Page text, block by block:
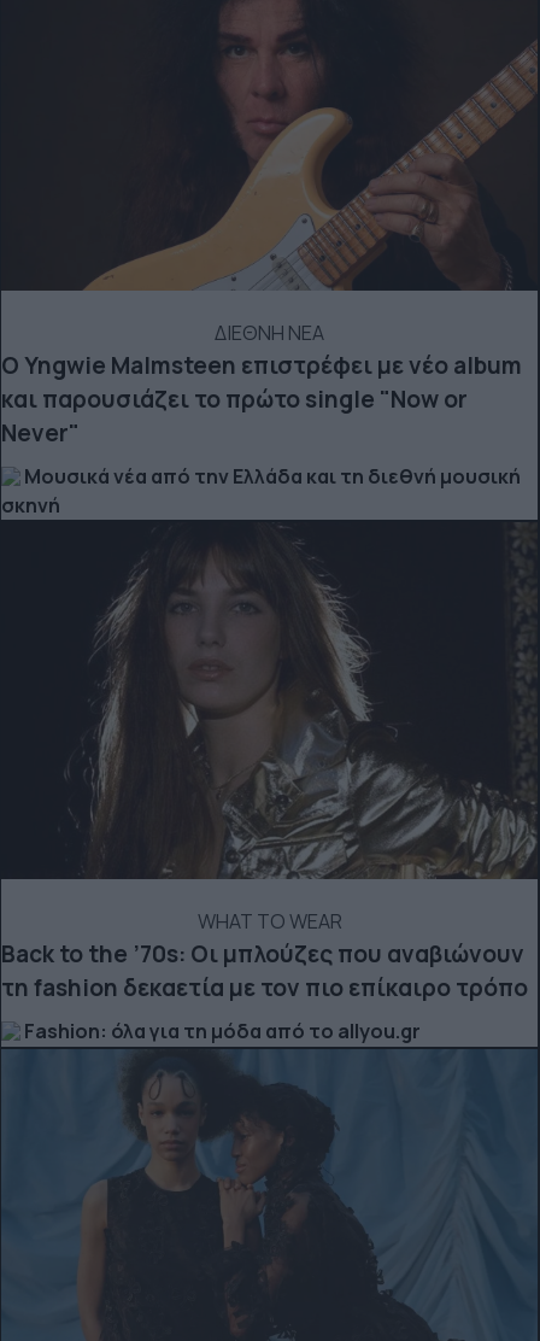
ΔΙΕΘΝΗ ΝΕΑ
Ο Yngwie Malmsteen επιστρέφει με νέο album
και παρουσιάζει το πρώτο single "Now or
Never"
Μουσικά νέα από την Ελλάδα και τη διεθνή μουσική
σκηνή
WHAT TO WEAR
Back to the ’70s: Οι μπλούζες που αναβιώνουν
τη fashion δεκαετία με τον πιο επίκαιρο τρόπο
Fashion: όλα για τη μόδα από το allyou.gr